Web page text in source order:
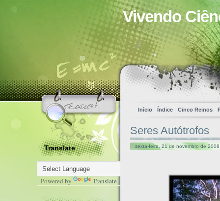
Vivendo
Início Índice Cinco Reinos
Translate
Powered by Translate
Seres Autótrofos
sexta-feira, 21 de novembro de